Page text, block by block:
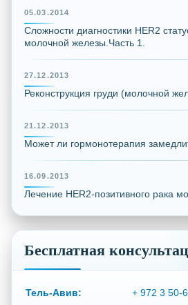
05.03.2014
Сложности диагностики HER2
молочной железы.Часть 1.
27.12.2013
Реконструкция груди (молочной
21.12.2013
Может ли гормонотерапия
16.09.2013
Лечение HER2-позитивного рака
Бесплатная
Тель-Авив: + 972 3 50-